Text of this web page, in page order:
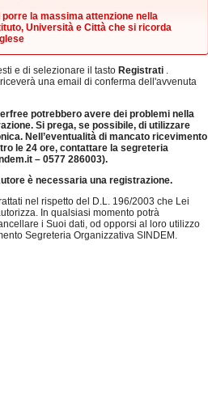
la massima attenzione nella
Università e Città che si ricorda
e di selezionare il tasto Registrati .
una email di conferma dell'avvenuta
potrebbero avere dei problemi nella
Si prega, se possibile, di utilizzare
Nell’eventualità di mancato ricevimento
le 24 ore, contattare la segreteria
– 0577 286003).
è necessaria una registrazione.
nel rispetto del D.L. 196/2003 che Lei
In qualsiasi momento potrà
i Suoi dati, od opporsi al loro utilizzo
Segreteria Organizzativa SINDEM.